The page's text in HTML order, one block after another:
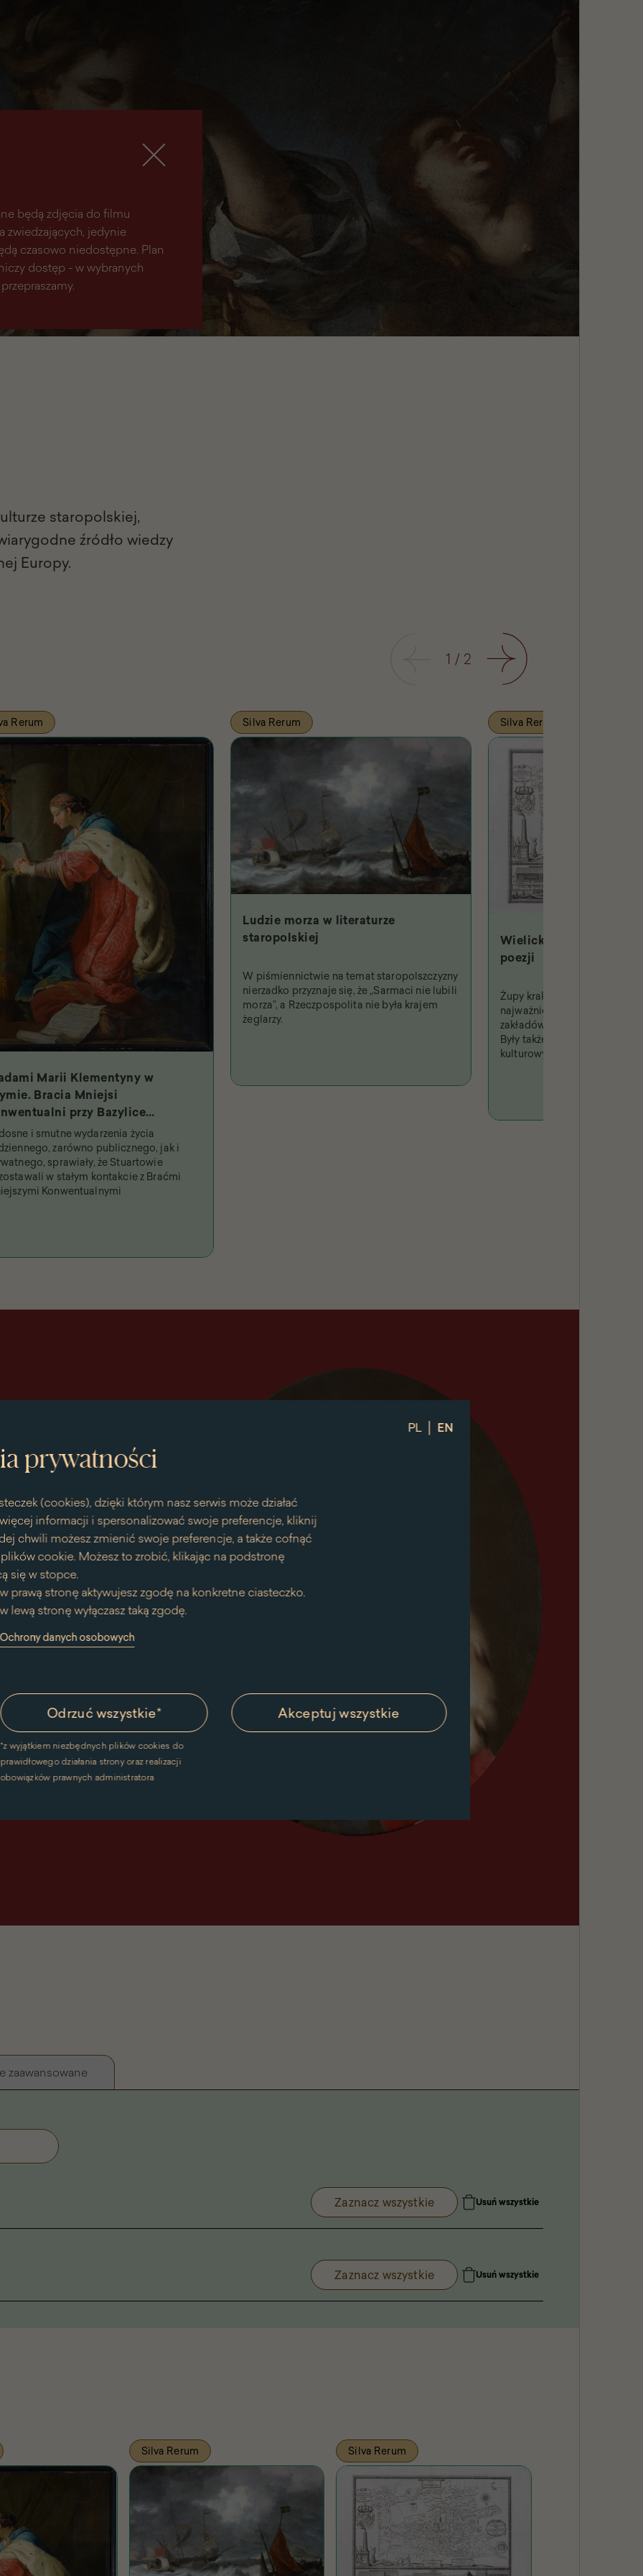
PL | EN
prywatności
(cookies), dzięki którym nasz serwis może działać
informacji i spersonalizować swoje preferencje, kliknij
chwili możesz zmienić swoje preferencje, a także cofnąć
cookie. Możesz to zrobić, klikając na podstronę
się w stopce.
prawą stronę aktywujesz zgodę na konkretne ciasteczko.
lewą stronę wyłączasz taką zgodę.
danych osobowych
Odrzuć wszystkie*
*z wyjątkiem niezbędnych plików cookies do
prawidłowego działania strony oraz realizacji
obowiązków prawnych administratora
Akceptuj wszystkie
będą zdjęcia do filmu
zwiedzających, jedynie
czasowo niedostępne. Plan
dostęp - w wybranych
staropolskiej,
źródło wiedzy
Europy.
1 / 2 Następny
Rerum
Marii Klementyny w
Bracia Mniejsi
przy Bazylice
Dwunastu Apostołów i
królowa
i smutne wydarzenia życia
zarówno publicznego, jak i
sprawiały, że Stuartowie
w stałym kontakcie z Braćmi
Konwentualnymi
Silva Rerum
Ludzie morza w literaturze
staropolskiej
W piśmiennictwie na temat staropolszczyzny
nierzadko przyznaje się, że „Sarmaci nie lubili
morza”, a Rzeczpospolita nie była krajem
żeglarzy.
Silva Rerum
Wielicki Hades w
poezji
Żupy krakowskie były jednym
najważniejszych i
zakładów produkcyjnych w
Były także fenomenem
kulturowym, niejednokrotnie
zaawansowane
Zaznacz wszystkie Usuń wszystkie
Zaznacz wszystkie Usuń wszystkie
Silva Rerum Silva Rerum